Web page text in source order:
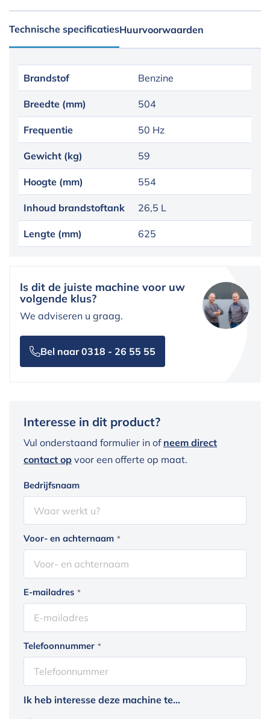
Technische specificatiesHuurvoorwaarden
Brandstof Benzine
Breedte (mm) 504
Frequentie 50 Hz
Gewicht (kg) 59
Hoogte (mm) 554
Inhoud brandstoftank 26,5 L
Lengte (mm) 625
Is dit de juiste machine voor uw
volgende klus?
We adviseren u graag.
Bel naar 0318 - 26 55 55
Interesse in dit product?
Vul onderstaand formulier in of neem direct
contact op voor een offerte op maat.
Bedrijfsnaam
Voor- en achternaam *
E-mailadres *
Telefoonnummer *
Ik heb interesse deze machine te...